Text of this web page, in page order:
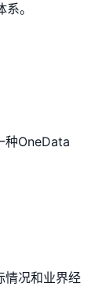
。
种OneData
情况和业界经